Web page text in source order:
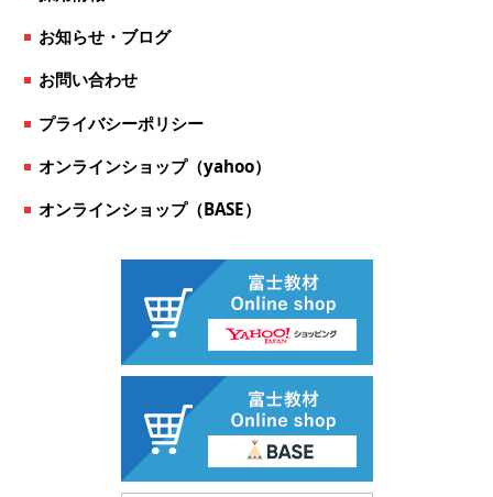
お知らせ・ブログ
お問い合わせ
プライバシーポリシー
オンラインショップ（yahoo）
オンラインショップ（BASE）